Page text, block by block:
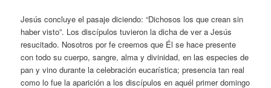
Jesús concluye el pasaje diciendo: “Dichosos los que crean sin
haber visto”. Los discípulos tuvieron la dicha de ver a Jesús
resucitado. Nosotros por fe creemos que Él se hace presente
con todo su cuerpo, sangre, alma y divinidad, en las especies de
pan y vino durante la celebración eucarística; presencia tan real
como lo fue la aparición a los discípulos en aquél primer domingo